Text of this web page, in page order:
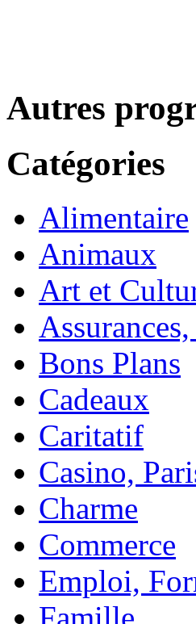
Autres
Catégories
Alimentaire
Animaux
Art et
Bons Plans
Cadeaux
Caritatif
Casino,
Charme
Commerce
Emploi,